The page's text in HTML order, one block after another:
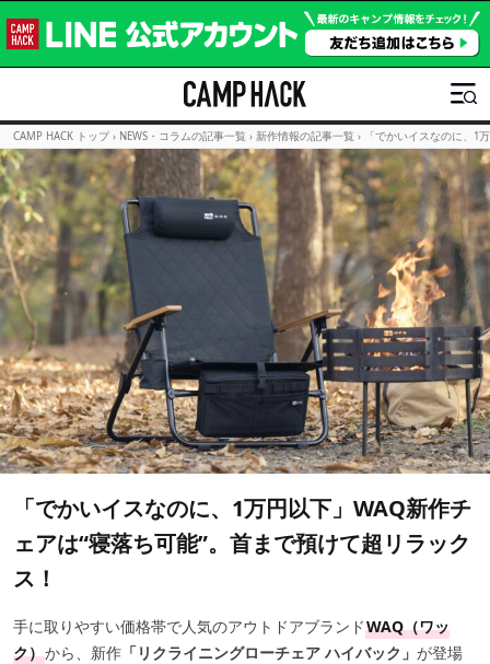
CAMP HACK トップ › NEWS・コラムの記事一覧 › 新作情報の記事一覧 › 「でかいイスなのに、1
「でかいイスなのに、1万円以下」WAQ新作チ
ェアは“寝落ち可能”。首まで預けて超リラック
ス！
手に取りやすい価格帯で人気のアウトドアブランドWAQ（ワッ
ク）から、新作 「リクライニングローチェア ハイバック」 が登場